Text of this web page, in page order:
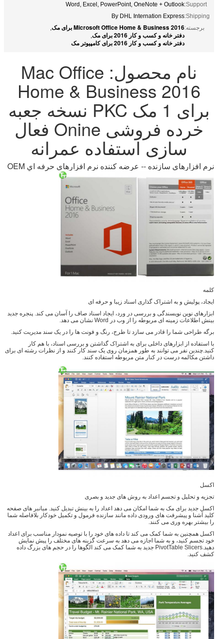
Support:
Word, Excel, PowerPoint, OneNote + Outlook
Shipping:
By DHL Internation Express
برجسته:Microsoft Office Home & Business 2016 برای مک ,
دفتر خانه و کسب و کار 2016 برای مک ,
دفتر خانه و کسب و کار 2016 برای کامپیوتر مک
نام محصول: Mac Office
Home & Business 2016
برای 1 مک PKC نسخه جعبه
خرده فروشی Onine فعال
سازی استفاده عمرانه
نرم افزارهاي سازنده -- عرضه کننده نرم افزارهاي حرفه اي OEM
کلمه
ایجاد، پولیش و به اشتراک گذاری اسناد زیبا و حرفه ای
ابزارهای نوین نویسندگی و بررسی در ورد، ایجاد اسناد صاف را آسان می کند. پنجره جدید
بینش اطلاعات زمینه ای مربوطه را از وب در Word نشان می دهد.
برگه طراحی شما را قادر می سازد تا طرح، رنگ و فونت ها را در یک سند مدیریت کنید.
با استفاده از ابزارهای داخلی برای به اشتراک گذاشتن و بررسی اسناد، با هم کار
کنید.چندین نفر می توانند به طور همزمان روی یک سند کار کنند و از نظرات رشته ای برای
داشتن مکالمه درست در کنار متن مربوطه استفاده کنند.
اکسل
تجزیه و تحلیل و تجسم اعداد به روش های جدید و بصری
اکسل جدید برای مک به شما امکان می دهد اعداد را به بینش تبدیل کنید. میانبر های صفحه
کلید آشنا و پیشرفت های ورودی داده مانند سازنده فرمول و تکمیل خودکار بلافاصله شما
را بیشتر بهره وری می کنند.
اکسل همچنین به شما کمک می کند تا داده های خود را با توصیه نمودار مناسب برای اعداد
خود تجسم کنید، و به شما اجازه می دهد به سرعت گزینه های مختلف را پیش نمایش
دهید.PivotTable Slicers جدید به شما کمک می کند الگوها را در حجم های بزرگ داده
کشف کنید.